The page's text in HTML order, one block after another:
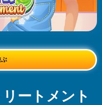
リートメント